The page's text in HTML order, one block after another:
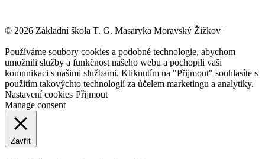
© 2026 Základní škola T. G. Masaryka Moravský Žižkov |
Používáme soubory cookies a podobné technologie, abychom
umožnili služby a funkčnost našeho webu a pochopili vaši
komunikaci s našimi službami. Kliknutím na "Přijmout" souhlasíte s
použitím takovýchto technologií za účelem marketingu a analytiky.
Nastavení cookies Přijmout
Manage consent
Zavřít